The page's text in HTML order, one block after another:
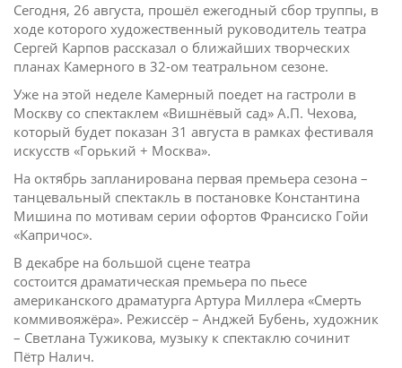
Сегодня, 26 августа, прошёл ежегодный сбор труппы, в
ходе которого художественный руководитель театра
Сергей Карпов рассказал о ближайших творческих
планах Камерного в 32-ом театральном сезоне.
Уже на этой неделе Камерный поедет на гастроли в
Москву со спектаклем «Вишнёвый сад» А.П. Чехова,
который будет показан 31 августа в рамках фестиваля
искусств «Горький + Москва».
На октябрь запланирована первая премьера сезона –
танцевальный спектакль в постановке Константина
Мишина по мотивам серии офортов Франсиско Гойи
«Капричос».
В декабре на большой сцене театра
состоится драматическая премьера по пьесе
американского драматурга Артура Миллера «Смерть
коммивояжёра». Режиссёр – Анджей Бубень, художник
– Светлана Тужикова, музыку к спектаклю сочинит
Пётр Налич.